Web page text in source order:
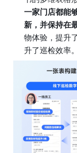
一家门店都能
新，并保持在
物体验，提升
升了巡检效率。